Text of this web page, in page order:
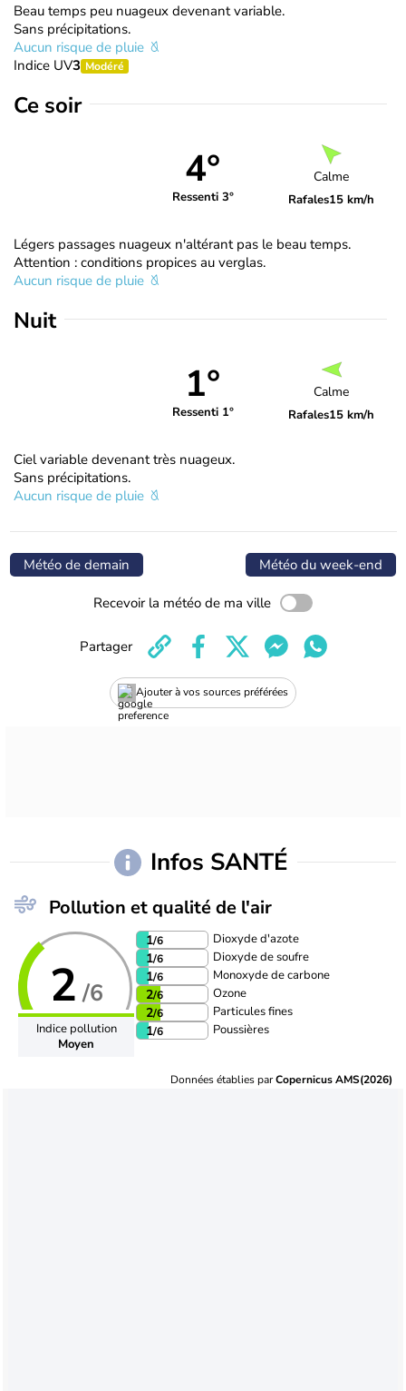
Beau temps peu nuageux devenant variable.
Sans précipitations.
Aucun risque de pluie
Indice UV3 Modéré
Ce soir
4°
Ressenti 3°
Calme
Rafales15 km/h
Légers passages nuageux n'altérant pas le beau temps.
Attention : conditions propices au verglas.
Aucun risque de pluie
Nuit
1°
Ressenti 1°
Calme
Rafales15 km/h
Ciel variable devenant très nuageux.
Sans précipitations.
Aucun risque de pluie
Météo de demain Météo du week-end
Recevoir la météo de ma ville
Ajouter à vos sources préférées
Partager
Infos SANTÉ
Pollution et qualité de l'air
2 /6
Indice pollution
Moyen
1/6 Dioxyde d'azote
1/6 Dioxyde de soufre
1/6 Monoxyde de carbone
2/6 Ozone
2/6 Particules fines
1/6 Poussières
Données établies parCopernicus AMS(2026)